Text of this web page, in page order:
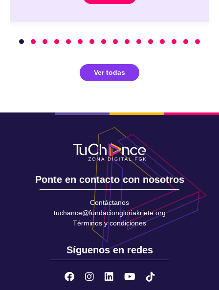
Ver todas
Ponte en contacto con nosotros
Contáctanos
tuchance@fundaciongloriakriete.org
Términos y condiciones
Síguenos en redes